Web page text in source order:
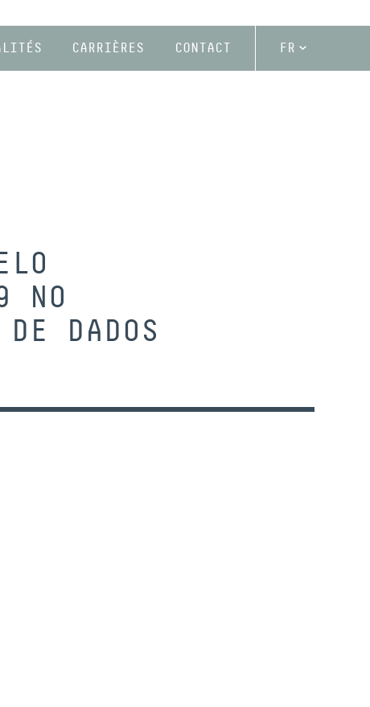
CARRIÈRES CONTACT FR
NO
DADOS